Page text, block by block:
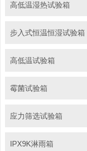
高低温湿热试验箱
步入式恒温恒湿试验箱
高低温试验箱
霉菌试验箱
应力筛选试验箱
IPX9K淋雨箱